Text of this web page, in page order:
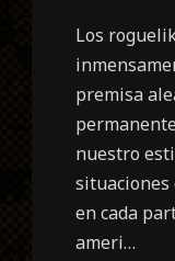
Los
premisa
nuestro
situaciones
en cada
ameri…